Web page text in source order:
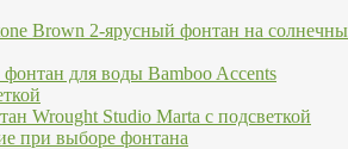
Brown 2-ярусный фонтан на
для воды Bamboo Accents
Wrought Studio Marta с подсветкой
при выборе фонтана